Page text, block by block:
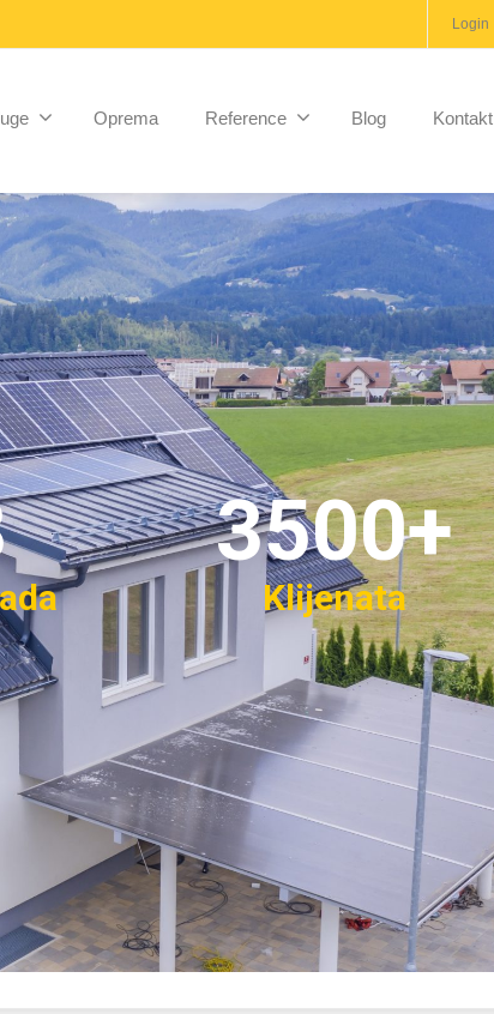
Login
Oprema Reference Blog Kontakt
3500+
Klijenata